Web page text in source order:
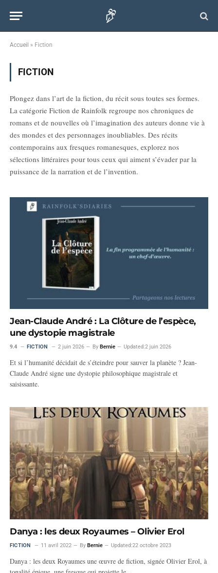
Accueil » Fiction
FICTION
Plongez dans l’art de la fiction, du récit sous toutes ses formes.
La catégorie Fiction de Rainfolk regroupe nos chroniques de
romans et de nouvelles où l’imagination des auteurs donne vie à
des mondes et des personnages inoubliables. Des récits
contemporains aux fresques romanesques, explorez nos
sélections littéraires pour tous ceux qui aiment s’évader par la
puissance de la narration et de l’invention.
Jean-Claude André : La Clôture de l’espèce,
une dystopie magistrale
9.4 FICTION 2 juin 2026 By Bernie Updated:2 juin 2026
Et si l’humanité décidait de s’éteindre pour sauver la planète ? Jean-
Claude André signe une dystopie philosophique magistrale et
saisissante.
Danya : les deux Royaumes – Olivier Erol
FICTION 11 avril 2022 By Bernie Updated:22 octobre 2023
Danya : les deux Royaumes une œuvre de fiction, signée Olivier Erol, à